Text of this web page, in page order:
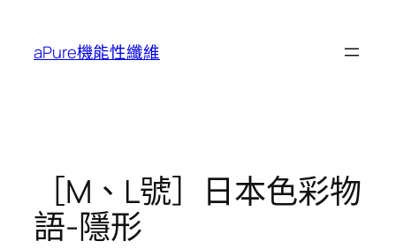
aPure機能性纖維
［M、L號］日本色彩物
語-隱形